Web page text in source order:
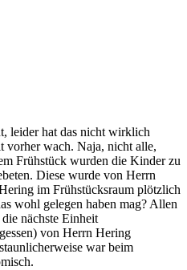
leider hat das nicht wirklich
wach. Naja, nicht alle,
Frühstück wurden die Kinder zu
Diese wurde von Herrn
im Frühstücksraum plötzlich
wohl gelegen haben mag? Allen
nächste Einheit
von Herrn Hering
war beim